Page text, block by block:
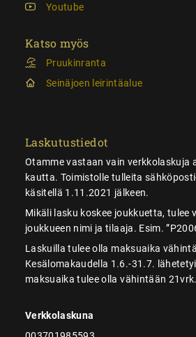
Youtube
Katso myös
Pruukinranta
Seinäjoen leirintäalue
Laskutustiedot
Otamme vastaan vain verkkolaskuja
kautta. Toimistolle tulleita
käsitellä 1.11.2021 jälkeen.
Mikäli lasku koskee joukkuetta, tulee
joukkueen nimi ja tilaaja. Esim.
Laskuilla tulee olla maksuaika
Kesälomakaudella 1.6.-31.7.
maksuaika tulee olla vähintään 21vrk.
Verkkolaskuna